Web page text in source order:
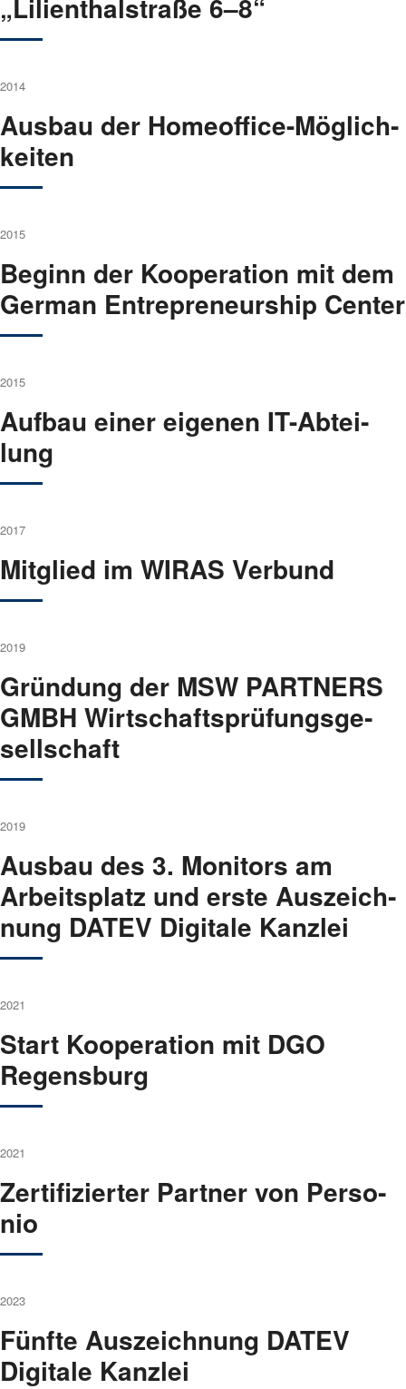
„Lili­en­thal­stra­ße 6–8“
2014
Aus­bau der Home­of­fice-Mög­lich­
kei­ten
2015
Beginn der Koope­ra­ti­on mit dem
Ger­man Entre­pre­neur­ship Cen­ter
2015
Auf­bau einer eige­nen IT-Abtei­
lung
2017
Mit­glied im WIRAS Ver­bund
2019
Grün­dung der MSW PARTNERS
GMBH Wirt­schafts­prü­fungs­ge­
sell­schaft
2019
Aus­bau des 3. Moni­tors am
Arbeits­platz und ers­te Aus­zeich­
nung DATEV Digi­ta­le Kanz­lei
2021
Start Koope­ra­ti­on mit DGO
Regens­burg
2021
Zer­ti­fi­zier­ter Part­ner von Per­so­
nio
2023
Fünf­te Aus­zeich­nung DATEV
Digi­ta­le Kanz­lei